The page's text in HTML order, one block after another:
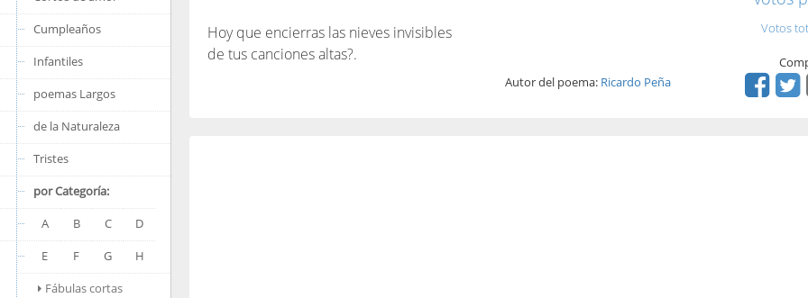
Cumpleaños
Infantiles
poemas Largos
de la Naturaleza
Tristes
por Categoría:
A
B C
D
E
F G
H
Fábulas cortas
Hoy que encierras las nieves invisibles
de tus canciones altas?.
Autor del poema: Ricardo Peña
Votos